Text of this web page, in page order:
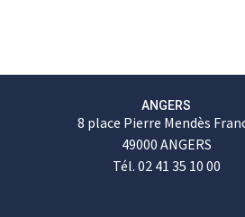
ANGERS
8 place Pierre Mendès
49000 ANGERS
Tél. 02 41 35 10 00